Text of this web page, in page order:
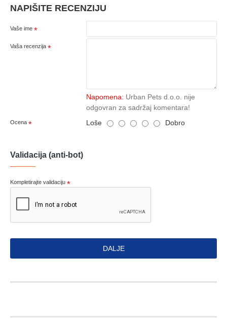
NAPIŠITE RECENZIJU
Vaše ime
Vaša recenzija
Napomena: Urban Pets d.o.o. nije
odgovran za sadržaj komentara!
Ocena Loše Dobro
Validacija (anti-bot)
Kompletirajte validaciju
DALJE